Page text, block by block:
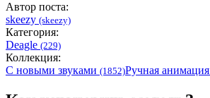
Автор поста:
skeezy (skeezy)
Категория:
Deagle (229)
Коллекция:
С новыми звуками (1852)Ручная анимация